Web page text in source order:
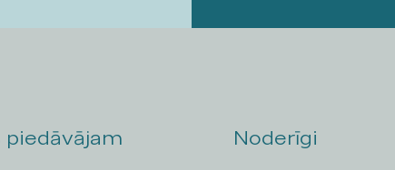
piedāvājam Noderīgi